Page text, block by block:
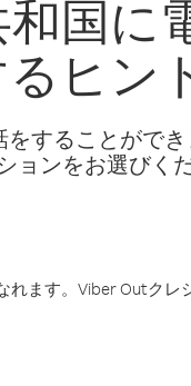
国に
ヒン
することがで
ョンをお選びく
ます。Viber Outク